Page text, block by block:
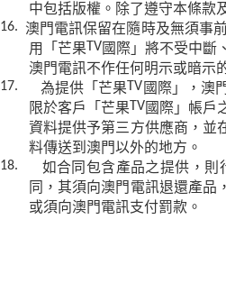
中包括版權。除了遵守本條款
16. 澳門電訊保留在隨時及無須事
用「芒果 TV國際」將不受中斷
澳門電訊不作任何明示或暗示
17. 為提供「芒果 TV國際」，澳
限於客戶「芒果 TV國際」帳戶
資料提供予第三方供應商，並
料傳送到澳門以外的地方。
18. 如合同包含產品之提供，
同，其須向澳門電訊退還產品
或須向澳門電訊支付罰款。